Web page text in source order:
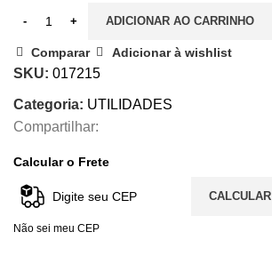
ADICIONAR AO CARRINHO
Comparar Adicionar à wishlist
SKU: 017215
Categoria: UTILIDADES
Compartilhar:
Calcular o Frete
CALCULAR
Não sei meu CEP